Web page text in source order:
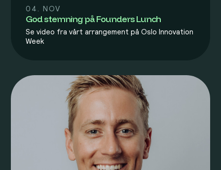
04. NOV
God stemning på Founders Lunch
Se video fra vårt arrangement på Oslo Innovation
Week